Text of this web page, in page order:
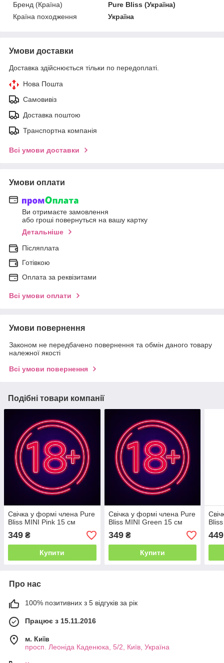
Бренд (Країна)
Pure Bliss (Україна)
Країна походження
Україна
Умови доставки
Доставка здійснюється тільки по передоплаті.
Нова Пошта
Самовивіз
Доставка поштою
Транспортна компанія
Всі умови доставки
Умови оплати
Ви отримаєте замовлення
або гроші повернуться на вашу картку
Детальніше
Післяплата
Готівкою
Оплата за реквізитами
Всі умови оплати
Умови повернення
Законом не передбачено повернення та обмін даного товару
належної якості
Всі умови повернення
Подібні товари компанії
Свічка у формі члена Pure
Bliss MINI Pink 15 см
349 ₴
Купити
Свічка у формі члена Pure
Bliss MINI Green 15 см
349₴
Купити
449
Про нас
100% позитивних з 5 відгуків за рік
Працює з 15.11.2016
м. Київ
просп. Леоніда Каденюка, 5/2, Київ, Україна